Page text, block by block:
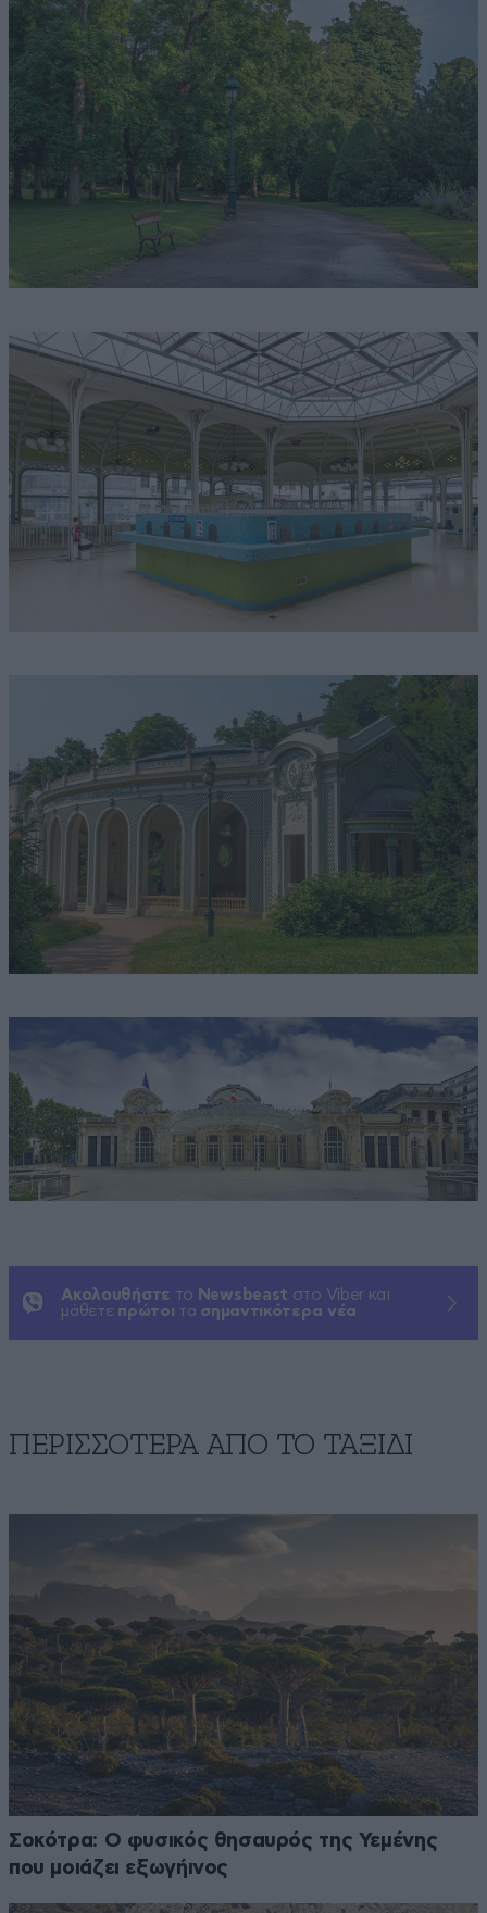
Ακολουθήστε το Newsbeast στο Viber και
μάθετε πρώτοι τα σημαντικότερα νέα
ΠΕΡΙΣΣΟΤΕΡΑ ΑΠΟ TO ΤΑΞΙΔΙ
Σοκότρα: Ο φυσικός θησαυρός της Υεμένης
που μοιάζει εξωγήινος